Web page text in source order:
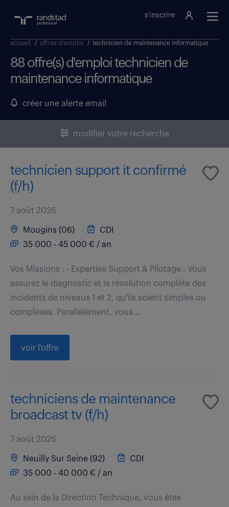
s'inscrire
accueil / offres d'emploi / technicien de maintenance informatique
88 offre(s) d'emploi technicien de
maintenance informatique
créer une alerte email
modifier votre recherche
technicien support it confirmé
(f/h)
7 août 2026
Mougins (06)
CDI
35 000 - 45 000 € / an
Vos Missions : - Expertise Support & Pilotage : Vous
assurez le diagnostic et la résolution complète des
incidents de niveaux 1 et 2, qu'ils soient simples ou
complexes. Parallèlement, vous...
voir l'offre
techniciens de maintenance
broadcast tv (f/h)
7 août 2026
Neuilly Sur Seine (92)
CDI
35 000 - 40 000 € / an
Au sein de la Direction Technique, vous êtes